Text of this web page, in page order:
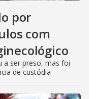
por
com
a ser preso, mas foi
de custódia